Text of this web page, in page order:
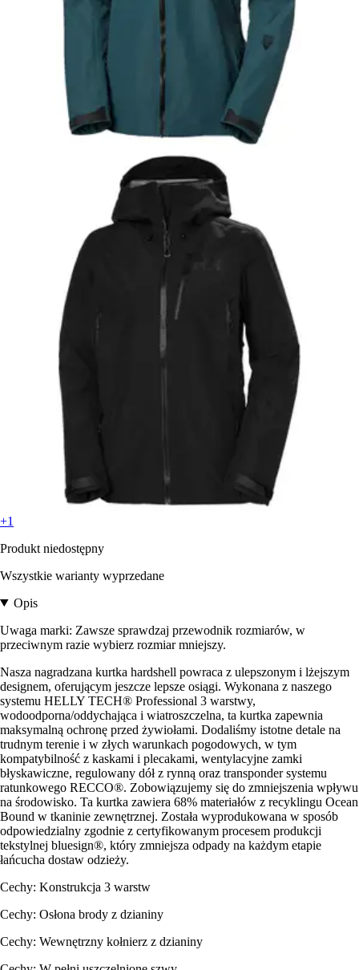
+1
Produkt niedostępny
Wszystkie warianty wyprzedane
Opis
Uwaga marki: Zawsze sprawdzaj przewodnik rozmiarów, w
przeciwnym razie wybierz rozmiar mniejszy.
Nasza nagradzana kurtka hardshell powraca z ulepszonym i lżejszym
designem, oferującym jeszcze lepsze osiągi. Wykonana z naszego
systemu HELLY TECH® Professional 3 warstwy,
wodoodporna/oddychająca i wiatroszczelna, ta kurtka zapewnia
maksymalną ochronę przed żywiołami. Dodaliśmy istotne detale na
trudnym terenie i w złych warunkach pogodowych, w tym
kompatybilność z kaskami i plecakami, wentylacyjne zamki
błyskawiczne, regulowany dół z rynną oraz transponder systemu
ratunkowego RECCO®. Zobowiązujemy się do zmniejszenia wpływu
na środowisko. Ta kurtka zawiera 68% materiałów z recyklingu Ocean
Bound w tkaninie zewnętrznej. Została wyprodukowana w sposób
odpowiedzialny zgodnie z certyfikowanym procesem produkcji
tekstylnej bluesign®, który zmniejsza odpady na każdym etapie
łańcucha dostaw odzieży.
Cechy: Konstrukcja 3 warstw
Cechy: Osłona brody z dzianiny
Cechy: Wewnętrzny kołnierz z dzianiny